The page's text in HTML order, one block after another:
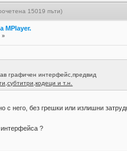
15019 пъти)
MPlayer.
»
графичен интерфейс,предвид
и т.н.
него, без грешки или излишни
?